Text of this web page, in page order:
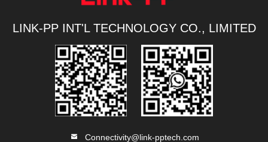
LINK-PP INT'L TECHNOLOGY CO., LIMITED
Connectivity@link-pptech.com